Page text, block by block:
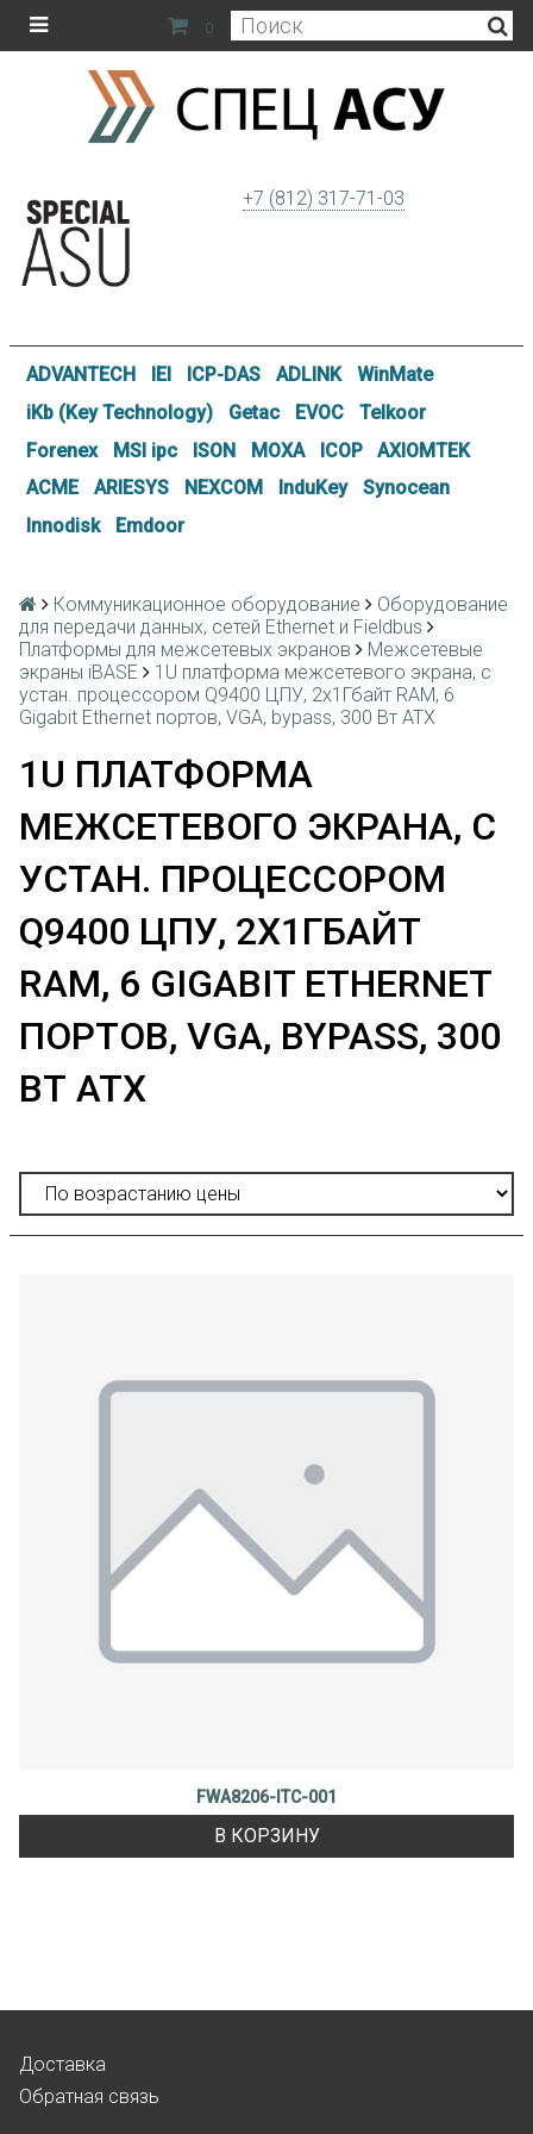
0
+7 (812) 317-71-03
ADVANTECH IEI ICP-DAS ADLINK
WinMate
iKb (Key Technology)
Getac EVOC
Telkoor
Forenex
MSI ipc ISON MOXA ICOP
AXIOMTEK
ACME
ARIESYS NEXCOM InduKey
Synocean
Innodisk
Emdoor
Коммуникационное оборудование
Оборудование
для передачи данных, сетей Ethernet и Fieldbus
Платформы для межсетевых экранов
Межсетевые
экраны iBASE
1U платформа межсетевого экрана, с
устан. процессором Q9400 ЦПУ, 2х1Гбайт RAM, 6
Gigabit Ethernet портов, VGA, bypass, 300 Вт АТХ
1U ПЛАТФОРМА
МЕЖСЕТЕВОГО ЭКРАНА, С
УСТАН. ПРОЦЕССОРОМ
Q9400 ЦПУ, 2Х1ГБАЙТ
RAM, 6 GIGABIT ETHERNET
ПОРТОВ, VGA, BYPASS, 300
ВТ АТХ
FWA8206-ITC-001
В КОРЗИНУ
Доставка
Обратная связь